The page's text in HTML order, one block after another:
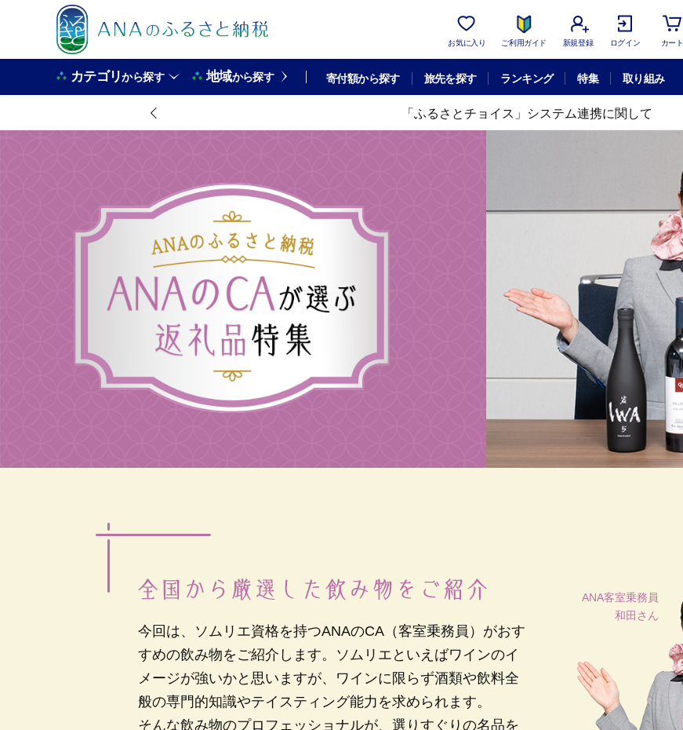
お気に入り ご利用ガイド 新規登録 ログイン カート
カテゴリから探す 地域から探す 寄付額から探す 旅先を探す ランキング 特集 取り組み
「ふるさとチョイス」システム連携に関して
今回は、ソムリエ資格を持つANAのCA（客室乗務員）がおす
すめの飲み物をご紹介します。ソムリエといえばワインのイ
メージが強いかと思いますが、ワインに限らず酒類や飲料全
般の専門的知識やテイスティング能力を求められます。
そんな飲み物のプロフェッショナルが、選りすぐりの名品を
ANA客室乗務員
和田さん